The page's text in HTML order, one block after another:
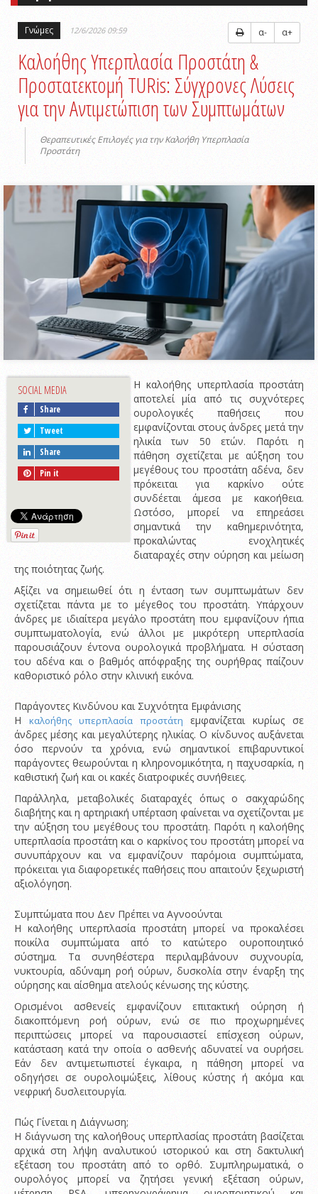
Γνώμες 12/6/2026 09:59 α- α+
Καλοήθης Υπερπλασία Προστάτη &
Προστατεκτομή TURis: Σύγχρονες Λύσεις
για την Αντιμετώπιση των Συμπτωμάτων
Θεραπευτικές Επιλογές για την Καλοήθη Υπερπλασία
Προστάτη
SOCIAL MEDIA
Share
Tweet
Share
Pin it
Η καλοήθης υπερπλασία προστάτη
αποτελεί μία από τις συχνότερες
ουρολογικές παθήσεις που
εμφανίζονται στους άνδρες μετά την
ηλικία των 50 ετών. Παρότι η
πάθηση σχετίζεται με αύξηση του
μεγέθους του προστάτη αδένα, δεν
πρόκειται για καρκίνο ούτε
συνδέεται άμεσα με κακοήθεια.
Ωστόσο, μπορεί να επηρεάσει
σημαντικά την καθημερινότητα,
προκαλώντας ενοχλητικές
διαταραχές στην ούρηση και μείωση
της ποιότητας ζωής.
Αξίζει να σημειωθεί ότι η ένταση των συμπτωμάτων δεν
σχετίζεται πάντα με το μέγεθος του προστάτη. Υπάρχουν
άνδρες με ιδιαίτερα μεγάλο προστάτη που εμφανίζουν ήπια
συμπτωματολογία, ενώ άλλοι με μικρότερη υπερπλασία
παρουσιάζουν έντονα ουρολογικά προβλήματα. Η σύσταση
του αδένα και ο βαθμός απόφραξης της ουρήθρας παίζουν
καθοριστικό ρόλο στην κλινική εικόνα.
Παράγοντες Κινδύνου και Συχνότητα Εμφάνισης
Η καλοήθης υπερπλασία προστάτη εμφανίζεται κυρίως σε
άνδρες μέσης και μεγαλύτερης ηλικίας. Ο κίνδυνος αυξάνεται
όσο περνούν τα χρόνια, ενώ σημαντικοί επιβαρυντικοί
παράγοντες θεωρούνται η κληρονομικότητα, η παχυσαρκία, η
καθιστική ζωή και οι κακές διατροφικές συνήθειες.
Παράλληλα, μεταβολικές διαταραχές όπως ο σακχαρώδης
διαβήτης και η αρτηριακή υπέρταση φαίνεται να σχετίζονται με
την αύξηση του μεγέθους του προστάτη. Παρότι η καλοήθης
υπερπλασία προστάτη και ο καρκίνος του προστάτη μπορεί να
συνυπάρχουν και να εμφανίζουν παρόμοια συμπτώματα,
πρόκειται για διαφορετικές παθήσεις που απαιτούν ξεχωριστή
αξιολόγηση.
Συμπτώματα που Δεν Πρέπει να Αγνοούνται
Η καλοήθης υπερπλασία προστάτη μπορεί να προκαλέσει
ποικίλα συμπτώματα από το κατώτερο ουροποιητικό
σύστημα. Τα συνηθέστερα περιλαμβάνουν συχνουρία,
νυκτουρία, αδύναμη ροή ούρων, δυσκολία στην έναρξη της
ούρησης και αίσθημα ατελούς κένωσης της κύστης.
Ορισμένοι ασθενείς εμφανίζουν επιτακτική ούρηση ή
διακοπτόμενη ροή ούρων, ενώ σε πιο προχωρημένες
περιπτώσεις μπορεί να παρουσιαστεί επίσχεση ούρων,
κατάσταση κατά την οποία ο ασθενής αδυνατεί να ουρήσει.
Εάν δεν αντιμετωπιστεί έγκαιρα, η πάθηση μπορεί να
οδηγήσει σε ουρολοιμώξεις, λίθους κύστης ή ακόμα και
νεφρική δυσλειτουργία.
Πώς Γίνεται η Διάγνωση;
Η διάγνωση της καλοήθους υπερπλασίας προστάτη βασίζεται
αρχικά στη λήψη αναλυτικού ιστορικού και στη δακτυλική
εξέταση του προστάτη από το ορθό. Συμπληρωματικά, ο
ουρολόγος μπορεί να ζητήσει γενική εξέταση ούρων,